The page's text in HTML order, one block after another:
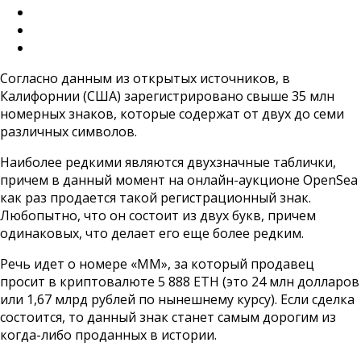
Согласно данным из открытых источников, в
Калифорнии (США) зарегистрировано свыше 35 млн
номерных знаков, которые содержат от двух до семи
различных символов.
Наиболее редкими являются двухзначные таблички,
причем в данный момент на онлайн-аукционе OpenSea
как раз продается такой регистрационный знак.
Любопытно, что он состоит из двух букв, причем
одинаковых, что делает его еще более редким.
Речь идет о номере «MM», за который продавец
просит в криптовалюте 5 888 ETH (это 24 млн долларов
или 1,67 млрд рублей по нынешнему курсу). Если сделка
состоится, то данный знак станет самым дорогим из
когда-либо проданных в истории.